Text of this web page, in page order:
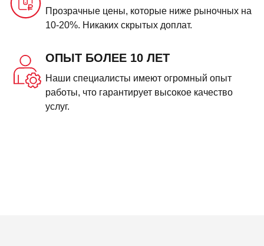
Прозрачные цены, которые ниже рыночных на
10-20%. Никаких скрытых доплат.
ОПЫТ БОЛЕЕ 10 ЛЕТ
Наши специалисты имеют огромный опыт
работы, что гарантирует высокое качество
услуг.